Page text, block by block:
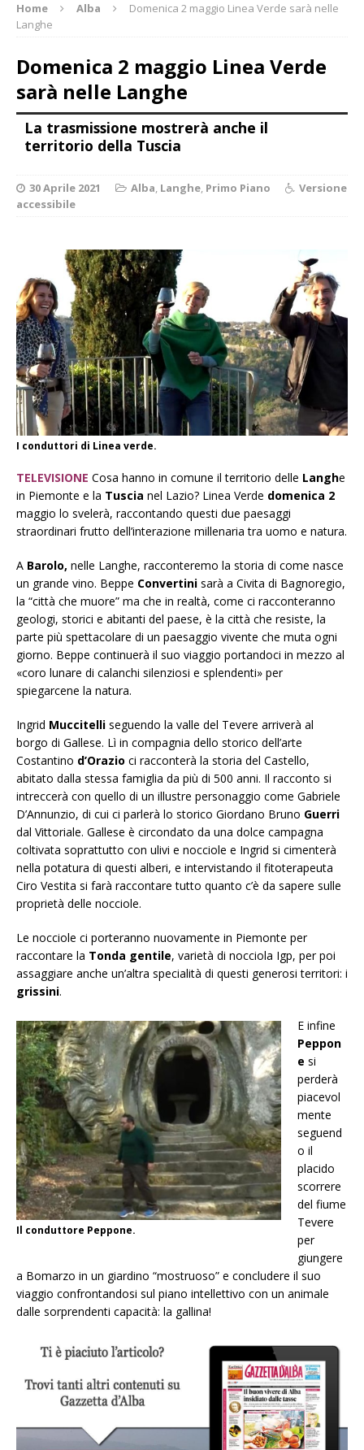
Home Alba
Domenica 2 maggio Linea Verde sarà nelle
Langhe
Domenica 2 maggio Linea Verde
sarà nelle Langhe
La trasmissione mostrerà anche il
territorio della Tuscia
30 Aprile 2021 Alba, Langhe, Primo Piano
Versione
accessibile
I conduttori di Linea verde.
TELEVISIONE Cosa hanno in comune il territorio delle Langhe
in Piemonte e la Tuscia nel Lazio? Linea Verde domenica 2
maggio lo svelerà, raccontando questi due paesaggi
straordinari frutto dell’interazione millenaria tra uomo e natura.
A Barolo, nelle Langhe, racconteremo la storia di come nasce
un grande vino. Beppe Convertini sarà a Civita di Bagnoregio,
la “città che muore” ma che in realtà, come ci racconteranno
geologi, storici e abitanti del paese, è la città che resiste, la
parte più spettacolare di un paesaggio vivente che muta ogni
giorno. Beppe continuerà il suo viaggio portandoci in mezzo al
«coro lunare di calanchi silenziosi e splendenti» per
spiegarcene la natura.
Ingrid Muccitelli seguendo la valle del Tevere arriverà al
borgo di Gallese. Lì in compagnia dello storico dell’arte
Costantino d’Orazio ci racconterà la storia del Castello,
abitato dalla stessa famiglia da più di 500 anni. Il racconto si
intreccerà con quello di un illustre personaggio come Gabriele
D’Annunzio, di cui ci parlerà lo storico Giordano Bruno Guerri
dal Vittoriale. Gallese è circondato da una dolce campagna
coltivata soprattutto con ulivi e nocciole e Ingrid si cimenterà
nella potatura di questi alberi, e intervistando il fitoterapeuta
Ciro Vestita si farà raccontare tutto quanto c’è da sapere sulle
proprietà delle nocciole.
Le nocciole ci porteranno nuovamente in Piemonte per
raccontare la Tonda gentile, varietà di nocciola Igp, per poi
assaggiare anche un’altra specialità di questi generosi territori: i
grissini.
Il conduttore Peppone.
E infine
Peppon
e si
perderà
piacevol
mente
seguend
o il
placido
scorrere
del fiume
Tevere
per
giungere
a Bomarzo in un giardino “mostruoso” e concludere il suo
viaggio confrontandosi sul piano intellettivo con un animale
dalle sorprendenti capacità: la gallina!